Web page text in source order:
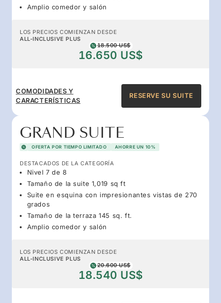
Amplio comedor y salón
LOS PRECIOS COMIENZAN DESDE
ALL-INCLUSIVE PLUS
18.500 US$
16.650 US$
COMODIDADES Y
CARACTERÍSTICAS
RESERVE SU SUITE
GRAND SUITE
OFERTA POR TIEMPO LIMITADO AHORRE UN 10%
DESTACADOS DE LA CATEGORÍA
Nivel 7 de 8
Tamaño de la suite 1,019 sq ft
Suite en esquina con impresionantes vistas de 270
grados
Tamaño de la terraza 145 sq. ft.
Amplio comedor y salón
LOS PRECIOS COMIENZAN DESDE
ALL-INCLUSIVE PLUS
20.600 US$
18.540 US$